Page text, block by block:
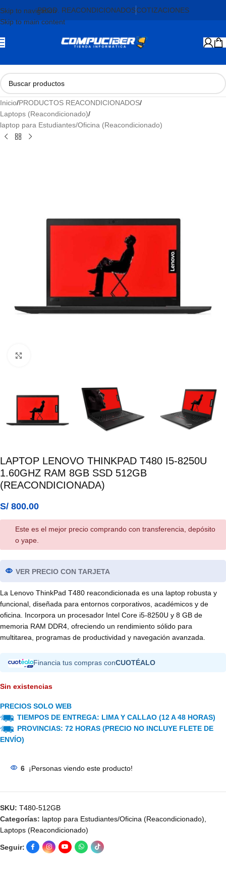
Skip to navigation
Skip to main content
PROD. REACONDICIONADOSCOTIZACIONES
Inicio/PRODUCTOS REACONDICIONADOS/
Laptops (Reacondicionado)/
laptop para Estudiantes/Oficina (Reacondicionado)
LAPTOP LENOVO THINKPAD T480 I5-8250U
1.60GHZ RAM 8GB SSD 512GB
(REACONDICIONADA)
S/ 800.00
Este es el mejor precio comprando con transferencia, depósito
o yape.
VER PRECIO CON TARJETA
La Lenovo ThinkPad T480 reacondicionada es una laptop robusta y
funcional, diseñada para entornos corporativos, académicos y de
oficina. Incorpora un procesador Intel Core i5‑8250U y 8 GB de
memoria RAM DDR4, ofreciendo un rendimiento sólido para
multitarea, programas de productividad y navegación avanzada.
Financia tus compras conCUOTÉALO
Sin existencias
PRECIOS SOLO WEB
TIEMPOS DE ENTREGA: LIMA Y CALLAO (12 A 48 HORAS)
PROVINCIAS: 72 HORAS (PRECIO NO INCLUYE FLETE DE
ENVÍO)
6 ¡Personas viendo este producto!
SKU: T480-512GB
Categorías: laptop para Estudiantes/Oficina (Reacondicionado),
Laptops (Reacondicionado)
Seguir: